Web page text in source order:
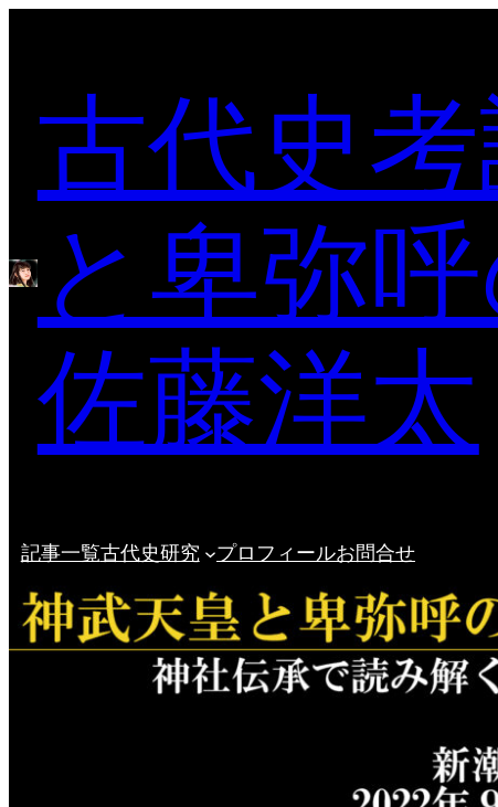
古代史
と卑弥
佐藤洋太
記事一覧古代史研究 プロフィールお問合せ